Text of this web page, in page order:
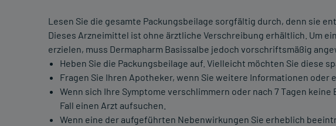
Lesen Sie die gesamte Packungsbeilage sorgfältig durch, denn sie
Dieses Arzneimittel ist ohne ärztliche Verschreibung erhältlich. Um
erzielen, muss Dermapharm Basissalbe jedoch vorschriftsmäßig
Heben Sie die Packungsbeilage auf. Vielleicht möchten Sie diese
Fragen Sie Ihren Apotheker, wenn Sie weitere Informationen oder
Wenn sich Ihre Symptome verschlimmern oder nach 7 Tagen
Fall einen Arzt aufsuchen.
Wenn eine der aufgeführten Nebenwirkungen Sie erheblich